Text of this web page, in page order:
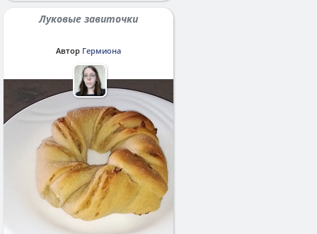
Луковые завиточки
Автор Гермиона